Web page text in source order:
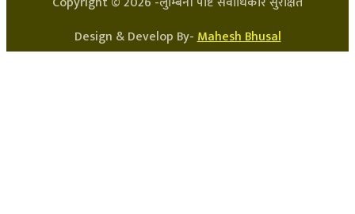
Design & Develop By-Mahesh Bhusal